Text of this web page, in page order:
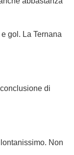
gol. La Ternana
di
Non